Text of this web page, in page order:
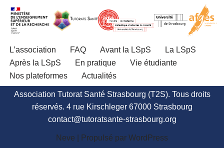
L’association FAQ Avant la LSpS
La LSpS
Après la LSpS
En pratique
Vie étudiante
Nos plateformes
Actualités
Association Tutorat Santé Strasbourg (T2S). Tous droits
réservés. 4 rue Kirschleger 67000 Strasbourg
contact@tutoratsante-strasbourg.org
Neve | Propulsé par WordPress